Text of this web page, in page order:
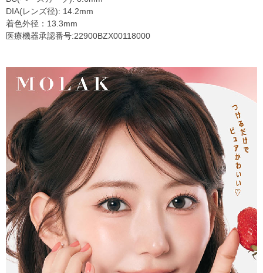
DIA(レンズ径): 14.2mm
着色外径：13.3mm
医療機器承認番号:22900BZX00118000